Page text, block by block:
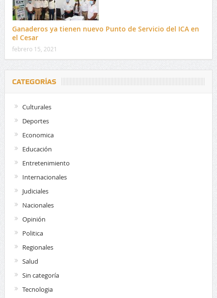
Ganaderos ya tienen nuevo Punto de Servicio del ICA en
el Cesar
febrero 15, 2021
CATEGORÍAS
Culturales
Deportes
Economica
Educación
Entretenimiento
Internacionales
Judiciales
Nacionales
Opinión
Politica
Regionales
Salud
Sin categoría
Tecnologia